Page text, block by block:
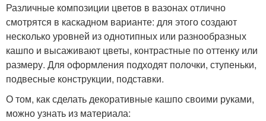
Различные композиции цветов в вазонах отлично
смотрятся в каскадном варианте: для этого создают
несколько уровней из однотипных или разнообразных
кашпо и высаживают цветы, контрастные по оттенку или
размеру. Для оформления подходят полочки, ступеньки,
подвесные конструкции, подставки.
О том, как сделать декоративные кашпо своими руками,
можно узнать из материала: